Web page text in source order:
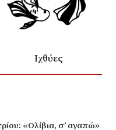
Ιχθύες
«Ολίβια, σ’ αγαπώ»